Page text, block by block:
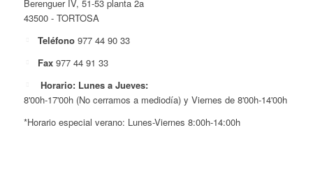
Berenguer IV, 51-53 planta 2a
43500 - TORTOSA
Teléfono 977 44 90 33
Fax 977 44 91 33
Horario: Lunes a Jueves:
8'00h-17'00h (No cerramos a mediodía) y Viernes de 8'00h-14'00h
*Horario especial verano: Lunes-Viernes 8:00h-14:00h